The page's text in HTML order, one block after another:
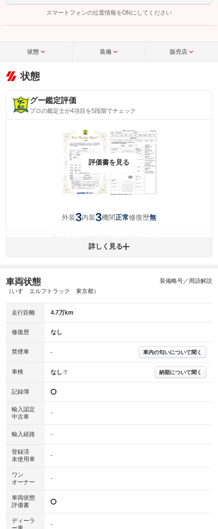
完了してください。
こちら
スマートフォンの位置情報をONにしてください
状態 装備 販売店
状態
グー鑑定評価
プロの鑑定士が4項目を5段階でチェック
評価書を見る
外装3内装3機関正常修復歴無
キズ・へこみについて問い合わせる
機関 主要機関に不具合はありません。
※グー鑑定は保証サービスではございません。購入時は必ず現車をご確認
下さい。
※実際にお渡しするコンディションチェックシートにつきましては、形式
および表示項目が異なる場合がございます。
す。車両情報等の詳細は各販売店へお問い合わせ下さい。
詳しく見る
車両状態
（いすゞエルフトラック 東京都）
装備略号／用語解説
走行距離 4.7万km
修復歴 なし
禁煙車 - 車内の匂いについて聞く
車検 なし ? 納期について聞く
記録簿
輸入認定
中古車
-
輸入経路 -
登録済
未使用車
-
ワン
オーナー
-
車両状態
評価書
ディーラ
-